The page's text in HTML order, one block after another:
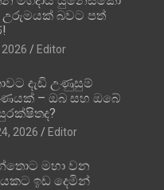
බවට පත්
Editor
දැඩි උණුසුම්
– ඔබ සහ ඔබේ
2026 Editor
මහා වන
ඉඩ දෙමින්